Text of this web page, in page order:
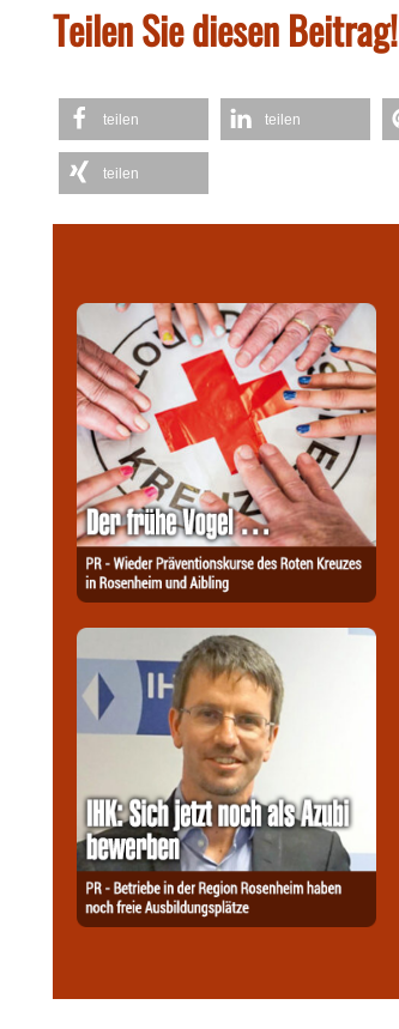
Teilen Sie diesen Beitrag!
teilen teilen
teilen